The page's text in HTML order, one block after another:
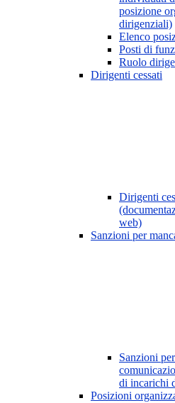
posizione
dirigenziali)
Elenco
Posti di
Ruolo
Dirigenti cessati
Dirigenti
web)
Sanzioni per
Sanzioni
di incarichi
Posizioni